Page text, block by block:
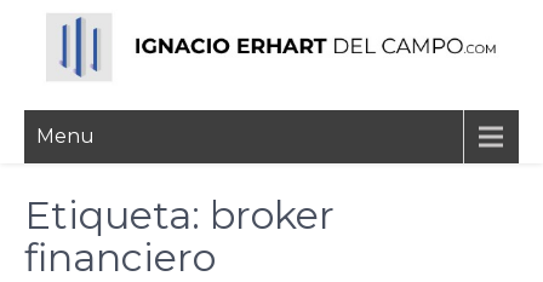
content
Ignacio Erhart del
Campo
Menu
Etiqueta: broker
financiero